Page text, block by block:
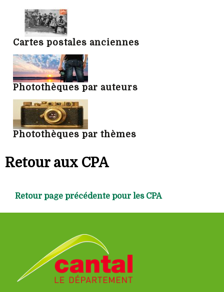
Cartes postales anciennes
Photothèques par auteurs
Photothèques par thèmes
Retour aux CPA
Retour page précédente pour les CPA